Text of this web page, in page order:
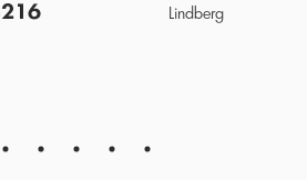
Lindberg